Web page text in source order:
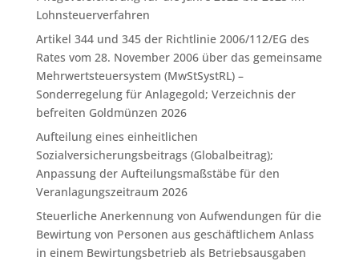
Lohnsteuerverfahren
Artikel 344 und 345 der Richtlinie 2006/112/EG des
Rates vom 28. November 2006 über das gemeinsame
Mehrwertsteuersystem (MwStSystRL) –
Sonderregelung für Anlagegold; Verzeichnis der
befreiten Goldmünzen 2026
Aufteilung eines einheitlichen
Sozialversicherungsbeitrags (Globalbeitrag);
Anpassung der Aufteilungsmaßstäbe für den
Veranlagungszeitraum 2026
Steuerliche Anerkennung von Aufwendungen für die
Bewirtung von Personen aus geschäftlichem Anlass
in einem Bewirtungsbetrieb als Betriebsausgaben